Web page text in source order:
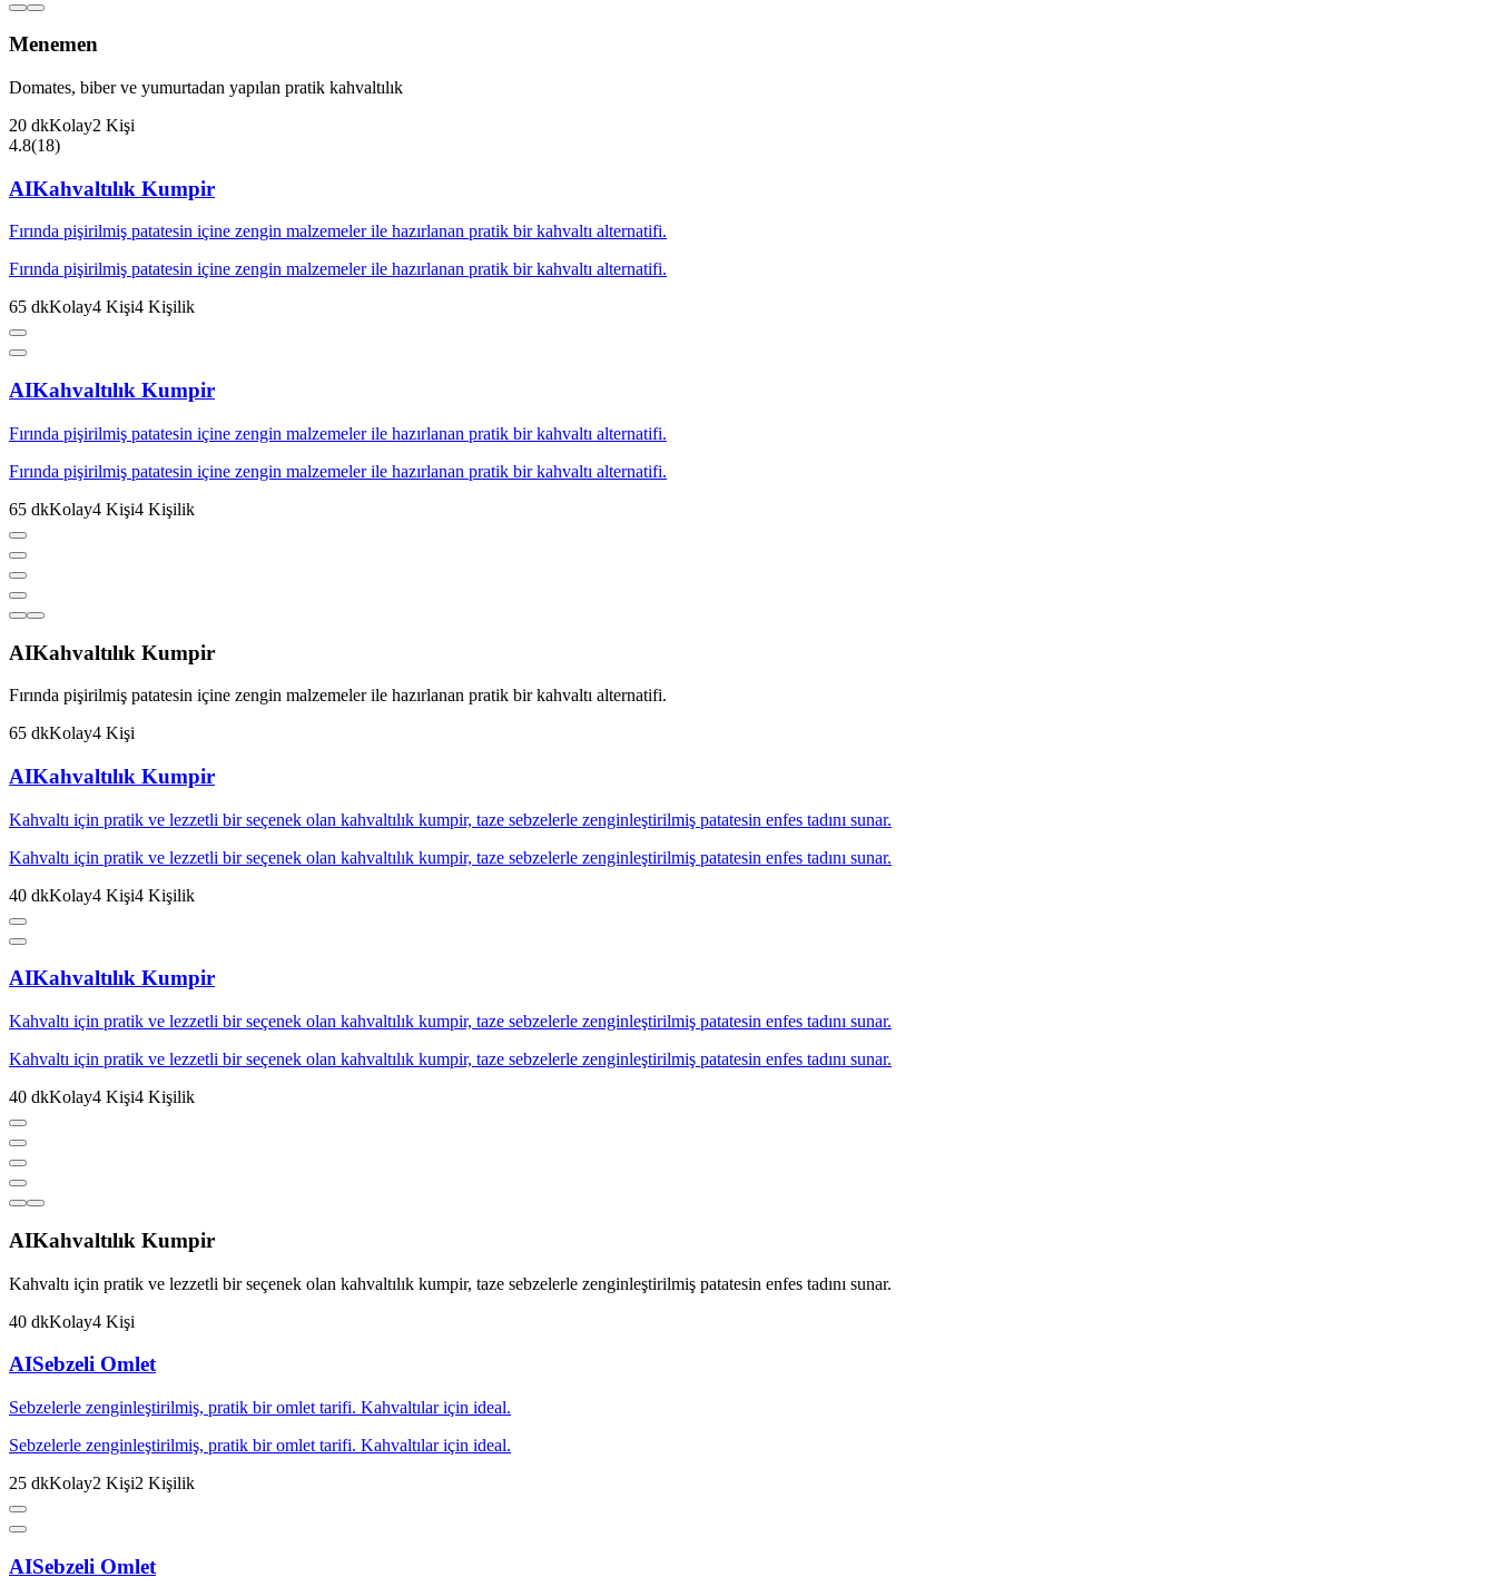
Menemen
Domates, biber ve yumurtadan yapılan pratik kahvaltılık
20 dkKolay2 Kişi
4.8(18)
AIKahvaltılık Kumpir
Fırında pişirilmiş patatesin içine zengin malzemeler ile hazırlanan pratik bir kahvaltı alternatifi.
Fırında pişirilmiş patatesin içine zengin malzemeler ile hazırlanan pratik bir kahvaltı alternatifi.
65 dkKolay4 Kişi4 Kişilik
AIKahvaltılık Kumpir
Fırında pişirilmiş patatesin içine zengin malzemeler ile hazırlanan pratik bir kahvaltı alternatifi.
Fırında pişirilmiş patatesin içine zengin malzemeler ile hazırlanan pratik bir kahvaltı alternatifi.
65 dkKolay4 Kişi4 Kişilik
AIKahvaltılık Kumpir
Fırında pişirilmiş patatesin içine zengin malzemeler ile hazırlanan pratik bir kahvaltı alternatifi.
65 dkKolay4 Kişi
AIKahvaltılık Kumpir
Kahvaltı için pratik ve lezzetli bir seçenek olan kahvaltılık kumpir, taze sebzelerle zenginleştirilmiş patatesin enfes tadını sunar.
Kahvaltı için pratik ve lezzetli bir seçenek olan kahvaltılık kumpir, taze sebzelerle zenginleştirilmiş patatesin enfes tadını sunar.
40 dkKolay4 Kişi4 Kişilik
AIKahvaltılık Kumpir
Kahvaltı için pratik ve lezzetli bir seçenek olan kahvaltılık kumpir, taze sebzelerle zenginleştirilmiş patatesin enfes tadını sunar.
Kahvaltı için pratik ve lezzetli bir seçenek olan kahvaltılık kumpir, taze sebzelerle zenginleştirilmiş patatesin enfes tadını sunar.
40 dkKolay4 Kişi4 Kişilik
AIKahvaltılık Kumpir
Kahvaltı için pratik ve lezzetli bir seçenek olan kahvaltılık kumpir, taze sebzelerle zenginleştirilmiş patatesin enfes tadını sunar.
40 dkKolay4 Kişi
AISebzeli Omlet
Sebzelerle zenginleştirilmiş, pratik bir omlet tarifi. Kahvaltılar için ideal.
Sebzelerle zenginleştirilmiş, pratik bir omlet tarifi. Kahvaltılar için ideal.
25 dkKolay2 Kişi2 Kişilik
AISebzeli Omlet